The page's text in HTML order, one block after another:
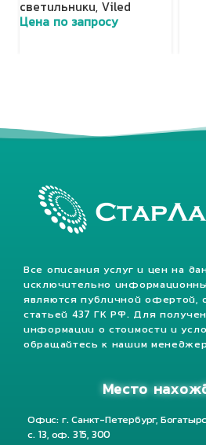
светильники, Viled
Цена по запросу
Все описания услуг и цен на
исключительно
являются публичной офертой,
статьей 437 ГК РФ. Для
информации о стоимости и
обращайтесь к нашим
Место
Офис: г. Санкт-Петербург,
с. 13, оф. 315, 300